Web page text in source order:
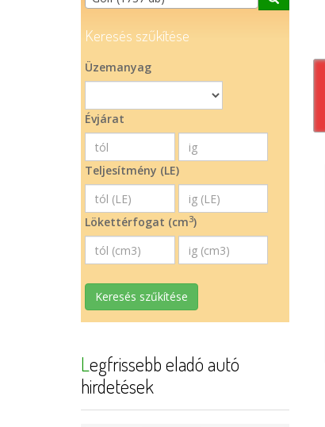
Keresés szűkítése
Üzemanyag
Évjárat
Teljesítmény (LE)
Lökettérfogat (cm3)
Keresés szűkítése
Legfrissebb eladó autó
hirdetések